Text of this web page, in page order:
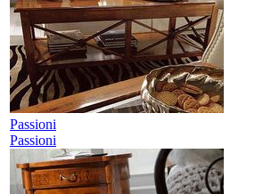
Passioni
Passioni